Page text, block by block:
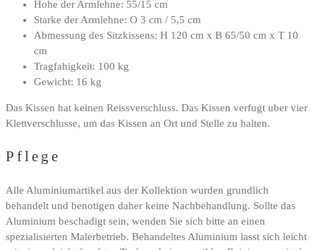
Hohe der Armlehne: 55/15 cm
Starke der Armlehne: O 3 cm / 5,5 cm
Abmessung des Sitzkissens: H 120 cm x B 65/50 cm x T 10
cm
Tragfahigkeit: 100 kg
Gewicht: 16 kg
Das Kissen hat keinen Reissverschluss. Das Kissen verfugt uber vier
Klettverschlusse, um das Kissen an Ort und Stelle zu halten.
Pflege
Alle Aluminiumartikel aus der Kollektion wurden grundlich
behandelt und benotigen daher keine Nachbehandlung. Sollte das
Aluminium beschadigt sein, wenden Sie sich bitte an einen
spezialisierten Malerbetrieb. Behandeltes Aluminium lasst sich leicht